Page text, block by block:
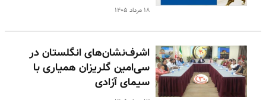
۱۸ مرداد ۱۴۰۵
اشرف‌نشان‌های انگلستان در
سی‌امین گلریزان همیاری با
سیمای آزادی